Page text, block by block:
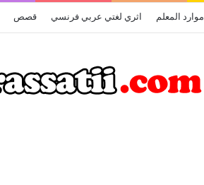
موارد المعلم اثري لغتي عربي فرنسي قصص